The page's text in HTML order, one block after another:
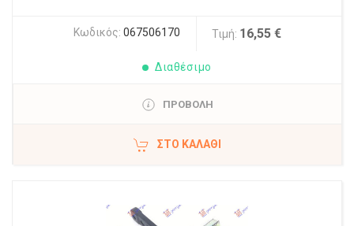
Κωδικός: 067506170 Τιμή: 16,55 €
Διαθέσιμο
ΠΡΟΒΟΛΗ
ΣΤΟ ΚΑΛΆΘΙ